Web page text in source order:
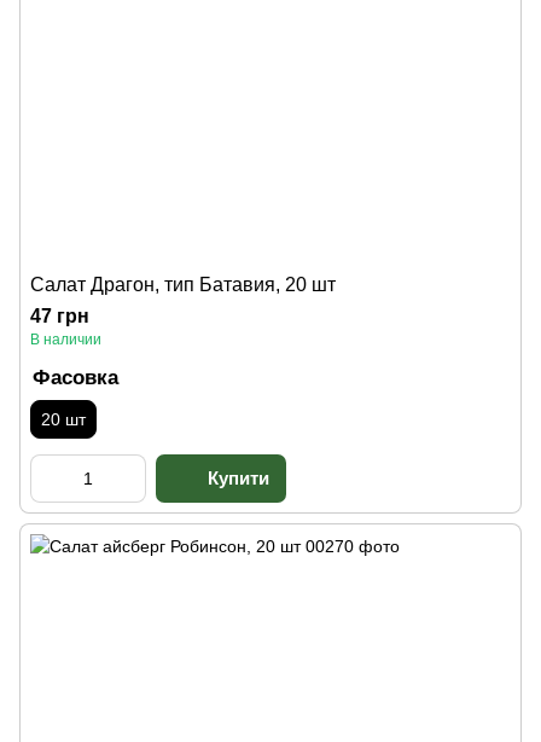
Салат Драгон, тип Батавия, 20 шт
47 грн
В наличии
Фасовка
20 шт